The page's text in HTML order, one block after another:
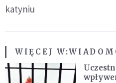
katyniu
WIĘCEJ W: